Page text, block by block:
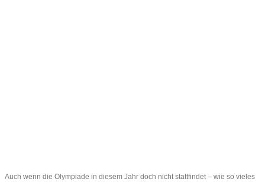
Auch wenn die Olympiade in diesem Jahr doch nicht stattfindet – wie so vieles